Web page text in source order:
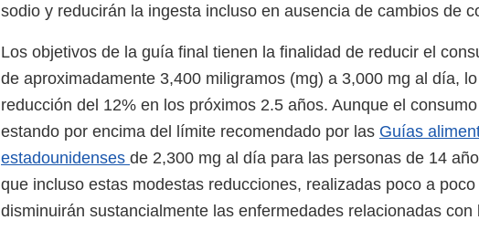
sodio y reducirán la ingesta incluso en ausencia de cambios de
Los objetivos de la guía final tienen la finalidad de reducir el
de aproximadamente 3,400 miligramos (mg) a 3,000 mg al día,
reducción del 12% en los próximos 2.5 años. Aunque el
estando por encima del límite recomendado por las Guías
estadounidenses de 2,300 mg al día para las personas de 14
que incluso estas modestas reducciones, realizadas poco a
disminuirán sustancialmente las enfermedades relacionadas con